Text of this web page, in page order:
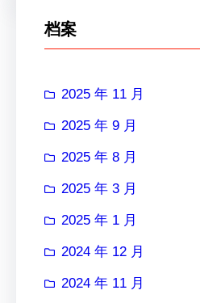
档案
2025 年 11 月
2025 年 9 月
2025 年 8 月
2025 年 3 月
2025 年 1 月
2024 年 12 月
2024 年 11 月